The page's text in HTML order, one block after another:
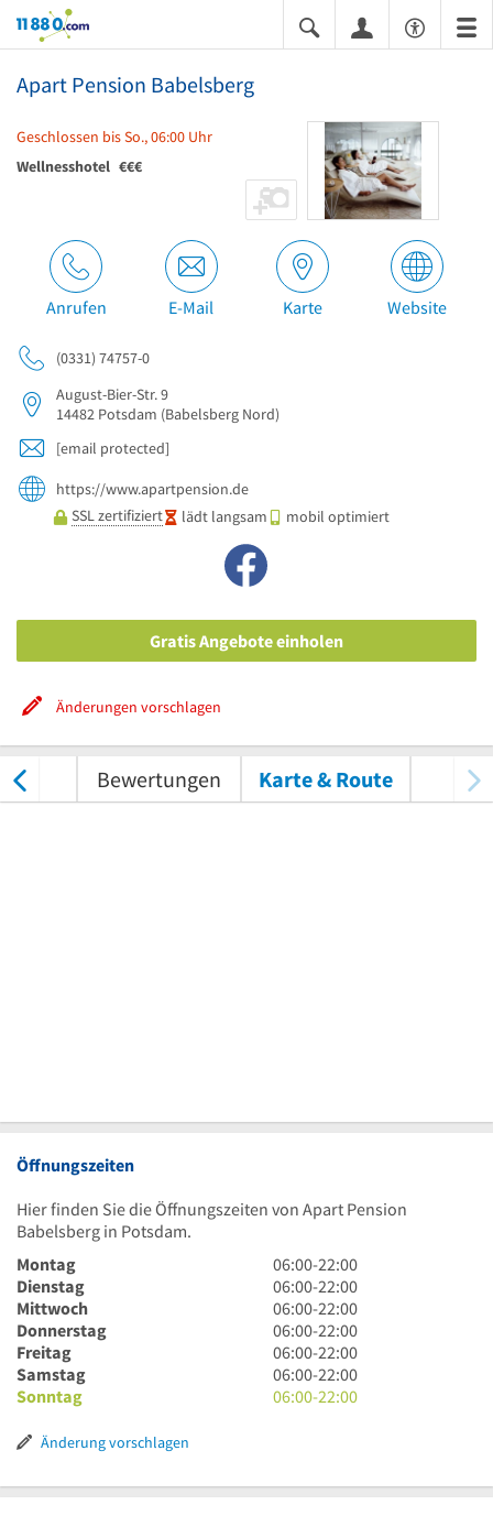
11880.com
Apart Pension Babelsberg
Geschlossen bis So., 06:00 Uhr
Wellnesshotel €€€
Anrufen E-Mail Karte Website
(0331) 74757-0
August-Bier-Str. 9
14482 Potsdam (Babelsberg Nord)
[email protected]
https://www.apartpension.de
SSL zertifiziert
lädt langsam mobil optimiert
Gratis Angebote einholen
Änderungen vorschlagen
Bewertungen Karte & Route
Öffnungszeiten
Hier finden Sie die Öffnungszeiten von Apart Pension
Babelsberg in Potsdam.
Montag
6
Uhr
bis
22
Uhr
06:00-22:00
Dienstag
6
Uhr
bis
22
Uhr
06:00-22:00
Mittwoch
6
Uhr
bis
22
Uhr
06:00-22:00
Donnerstag
6
Uhr
bis
22
06:00-22:00
Freitag
6
Uhr
bis
06:00-22:00
Samstag
6
Uhr
06:00-22:00
Sonntag
6
Uhr
06:00-22:00
Änderung vorschlagen